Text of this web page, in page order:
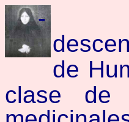
-
de
clase de